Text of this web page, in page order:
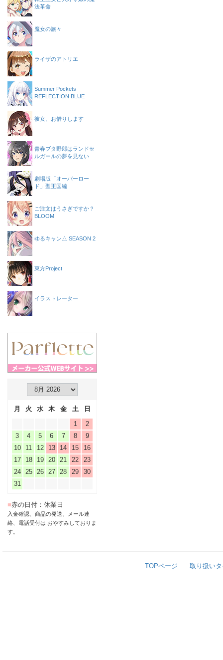
法革命
魔女の旅々
ライザのアトリエ
Summer Pockets
REFLECTION BLUE
彼女、お借りします
青春ブタ野郎はランドセ
ルガールの夢を見ない
劇場版「オーバーロー
ド」聖王国編
ご注文はうさぎですか？
BLOOM
ゆるキャン△ SEASON 2
東方Project
イラストレーター
月 火 水 木 金 土
日
1
2
3
4 5 6 7 8
9
10
11 12 13 14 15
16
17
18 19 20 21 22
23
24
25 26 27 28 29
30
31
■赤の日付：休業日
入金確認、商品の発送、メール連
絡、電話受付は おやすみしておりま
す。
TOPページ 取り扱い